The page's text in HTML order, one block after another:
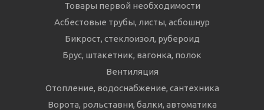
Товары первой необходимости
Асбестовые трубы, листы, асбошнур
Бикрост, стеклоизол, рубероид
Брус, штакетник, вагонка, полок
Вентиляция
Отопление, водоснабжение, сантехника
Ворота, рольставни, балки, автоматика